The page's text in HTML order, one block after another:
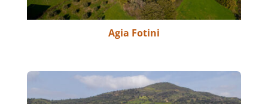
Agia Fotini